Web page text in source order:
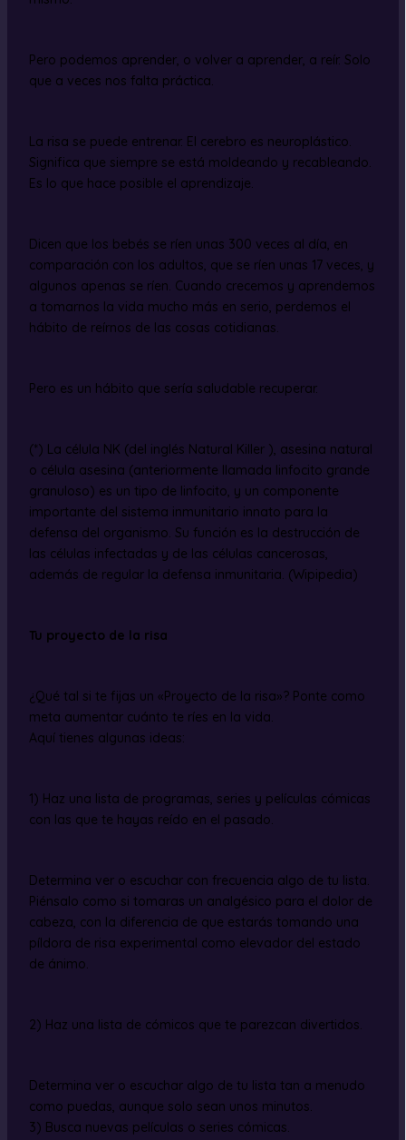
Pero podemos aprender, o volver a aprender, a reír. Solo
que a veces nos falta práctica.
La risa se puede entrenar. El cerebro es neuroplástico.
Significa que siempre se está moldeando y recableando.
Es lo que hace posible el aprendizaje.
Dicen que los bebés se ríen unas 300 veces al día, en
comparación con los adultos, que se ríen unas 17 veces, y
algunos apenas se ríen. Cuando crecemos y aprendemos
a tomarnos la vida mucho más en serio, perdemos el
hábito de reírnos de las cosas cotidianas.
Pero es un hábito que sería saludable recuperar.
(*) La célula NK (del inglés Natural Killer ), asesina natural
o célula asesina (anteriormente llamada linfocito grande
granuloso) es un tipo de linfocito, y un componente
importante del sistema inmunitario innato para la
defensa del organismo. Su función es la destrucción de
las células infectadas y de las células cancerosas,
además de regular la defensa inmunitaria. (Wipipedia)
Tu proyecto de la risa
¿Qué tal si te fijas un «Proyecto de la risa»? Ponte como
meta aumentar cuánto te ríes en la vida.
Aquí tienes algunas ideas:
1) Haz una lista de programas, series y películas cómicas
con las que te hayas reído en el pasado.
Determina ver o escuchar con frecuencia algo de tu lista.
Piénsalo como si tomaras un analgésico para el dolor de
cabeza, con la diferencia de que estarás tomando una
píldora de risa experimental como elevador del estado
de ánimo.
2) Haz una lista de cómicos que te parezcan divertidos.
Determina ver o escuchar algo de tu lista tan a menudo
como puedas, aunque solo sean unos minutos.
3) Busca nuevas películas o series cómicas.